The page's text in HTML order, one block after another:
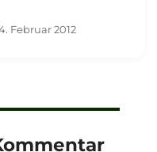
Februar 2012